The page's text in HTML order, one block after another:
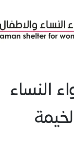
النساء